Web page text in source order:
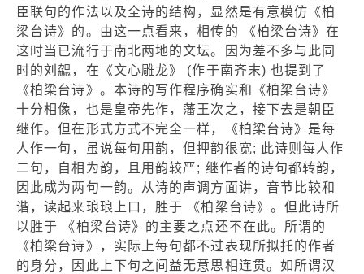
臣联句的作法以及全诗的结构，显然是有意模仿《柏
梁台诗》的。由这一点看来，相传的 《柏梁台诗》在
这时当已流行于南北两地的文坛。因为差不多与此同
时的刘勰，在《文心雕龙》 (作于南齐末) 也提到了
《柏梁台诗》。本诗的写作程序确实和《柏梁台诗》
十分相像，也是皇帝先作，藩王次之，接下去是朝臣
继作。但在形式方式不完全一样，《柏梁台诗》是每
人作一句，虽说每句用韵，但押韵很宽; 此诗则每人作
二句，自相为韵，且用韵较严; 继作者的诗句都转韵，
因此成为两句一韵。从诗的声调方面讲，音节比较和
谐，读起来琅琅上口，胜于 《柏梁台诗》。但此诗所
以胜于 《柏梁台诗》的主要之点还不在此。所谓的
《柏梁台诗》，实际上每句都不过表现所拟托的作者
的身分，因此上下句之间益无意思相连贯。如所谓汉